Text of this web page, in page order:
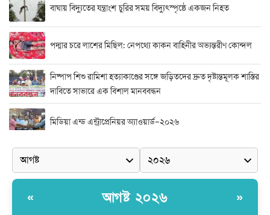
বাঘায় বিদ্যুতের যন্ত্রাংশ চুরির সময় বিদ্যুৎস্পৃষ্ঠে একজন নিহত
পদ্মার চরে লাশের মিছিল: নেপথ্যে কাকন বাহিনীর অভ্যন্তরীণ কোন্দল
নিষ্পাপ শিশু রামিশা হত্যাকাণ্ডের সঙ্গে জড়িতদের দ্রুত দৃষ্টান্তমূলক শাস্তির
দাবিতে সাভারে এক বিশাল মানববন্ধন
মিডিয়া এন্ড এন্ট্রাপ্রেনিয়র অ্যাওয়ার্ড–২০২৬
র‍্যাবের বিশেষ অভিযান: বিদেশি পিস্তল, গুলি, মাদক ও নগদ অর্থ উদ্ধার,
দুর্নীতি ও অনিয়মের অভিযোগে অভিযুক্ত সাব-রেজিস্ট্রার মো. জাকির
« আগষ্ট ২০২৬ »